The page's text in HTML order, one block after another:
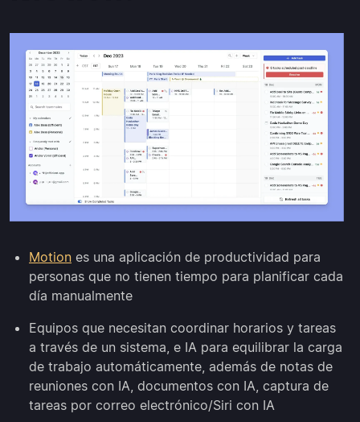
Motion es una aplicación de productividad para
personas que no tienen tiempo para planificar cada
día manualmente
Equipos que necesitan coordinar horarios y tareas
a través de un sistema, e IA para equilibrar la carga
de trabajo automáticamente, además de notas de
reuniones con IA, documentos con IA, captura de
tareas por correo electrónico/Siri con IA